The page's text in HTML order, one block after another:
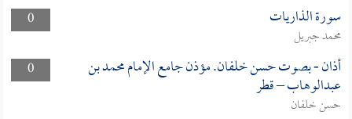
0
سورة الذاريات
محمد جبريل
0
أذان - بصوت حسن خلفان. مؤذن جامع الإمام محمد بن
عبدالوهاب – قطر
حسن خلفان